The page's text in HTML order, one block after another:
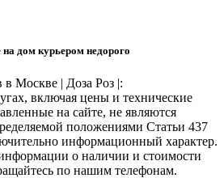
дом курьером недорого
в Москве | Доза Роз |:
включая цены и технические
на сайте, не являются
положениями Статьи 437
информационный характер.
о наличии и стоимости
по нашим телефонам.